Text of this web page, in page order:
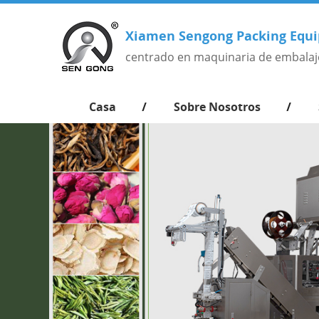
Xiamen Sengong Packing
centrado en maquinaria de
Casa Sobre Nosotros